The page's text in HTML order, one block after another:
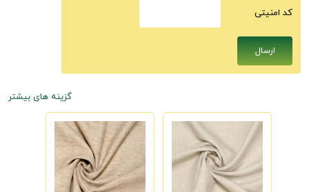
كد امنيتى
گزینه های بیشتر